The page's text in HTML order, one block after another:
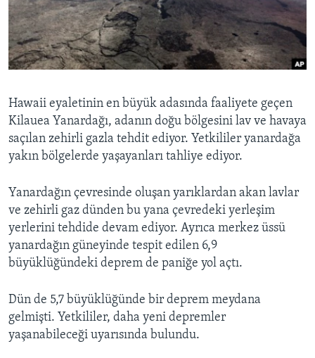
HAYATTAN
SANAT
BIZI TAKIP EDIN
Hawaii eyaletinin en büyük adasında faaliyete geçen
Kilauea Yanardağı, adanın doğu bölgesini lav ve havaya
saçılan zehirli gazla tehdit ediyor. Yetkililer yanardağa
yakın bölgelerde yaşayanları tahliye ediyor.
Yanardağın çevresinde oluşan yarıklardan akan lavlar
ve zehirli gaz dünden bu yana çevredeki yerleşim
yerlerini tehdide devam ediyor. Ayrıca merkez üssü
yanardağın güneyinde tespit edilen 6,9
büyüklüğündeki deprem de paniğe yol açtı.
Dün de 5,7 büyüklüğünde bir deprem meydana
gelmişti. Yetkililer, daha yeni depremler
yaşanabileceği uyarısında bulundu.